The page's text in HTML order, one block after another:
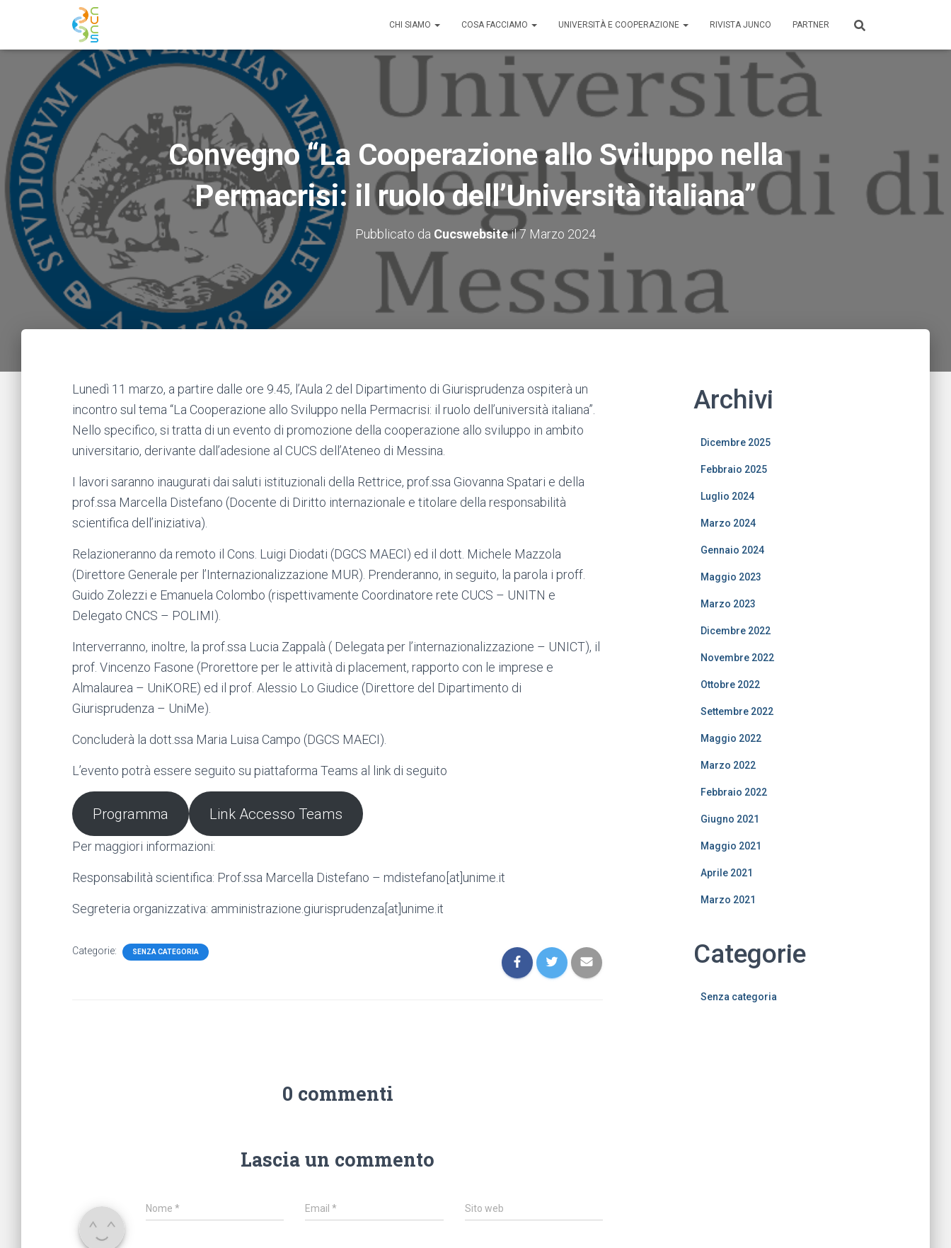
CHI SIAMO COSA FACCIAMO UNIVERSITÀ E COOPERAZIONE RIVISTA JUNCO PARTNER
Convegno “La Cooperazione allo Sviluppo nella
Permacrisi: il ruolo dell’Università italiana”
Pubblicato da Cucswebsiteil7 Marzo 2024
Lunedì 11 marzo, a partire dalle ore 9.45, l’Aula 2 del Dipartimento di Giurisprudenza ospiterà un
incontro sul tema “La Cooperazione allo Sviluppo nella Permacrisi: il ruolo dell’università italiana”.
Nello specifico, si tratta di un evento di promozione della cooperazione allo sviluppo in ambito
universitario, derivante dall’adesione al CUCS dell’Ateneo di Messina.
I lavori saranno inaugurati dai saluti istituzionali della Rettrice, prof.ssa Giovanna Spatari e della
prof.ssa Marcella Distefano (Docente di Diritto internazionale e titolare della responsabilità
scientifica dell’iniziativa).
Relazioneranno da remoto il Cons. Luigi Diodati (DGCS MAECI) ed il dott. Michele Mazzola
(Direttore Generale per l’Internazionalizzazione MUR). Prenderanno, in seguito, la parola i proff.
Guido Zolezzi e Emanuela Colombo (rispettivamente Coordinatore rete CUCS – UNITN e
Delegato CNCS – POLIMI).
Interverranno, inoltre, la prof.ssa Lucia Zappalà ( Delegata per l’internazionalizzazione – UNICT), il
prof. Vincenzo Fasone (Prorettore per le attività di placement, rapporto con le imprese e
Almalaurea – UniKORE) ed il prof. Alessio Lo Giudice (Direttore del Dipartimento di
Giurisprudenza – UniMe).
Concluderà la dott.ssa Maria Luisa Campo (DGCS MAECI).
L’evento potrà essere seguito su piattaforma Teams al link di seguito
Programma Link Accesso Teams
Per maggiori informazioni:
Responsabilità scientifica: Prof.ssa Marcella Distefano – mdistefano[at]unime.it
Segreteria organizzativa: amministrazione.giurisprudenza[at]unime.it
Categorie: SENZA CATEGORIA
0 commenti
Lascia un commento
Nome * Email* Sito web
Archivi
Dicembre 2025
Febbraio 2025
Luglio 2024
Marzo 2024
Gennaio 2024
Maggio 2023
Marzo 2023
Dicembre 2022
Novembre 2022
Ottobre 2022
Settembre 2022
Maggio 2022
Marzo 2022
Febbraio 2022
Giugno 2021
Maggio 2021
Aprile 2021
Marzo 2021
Categorie
Senza categoria